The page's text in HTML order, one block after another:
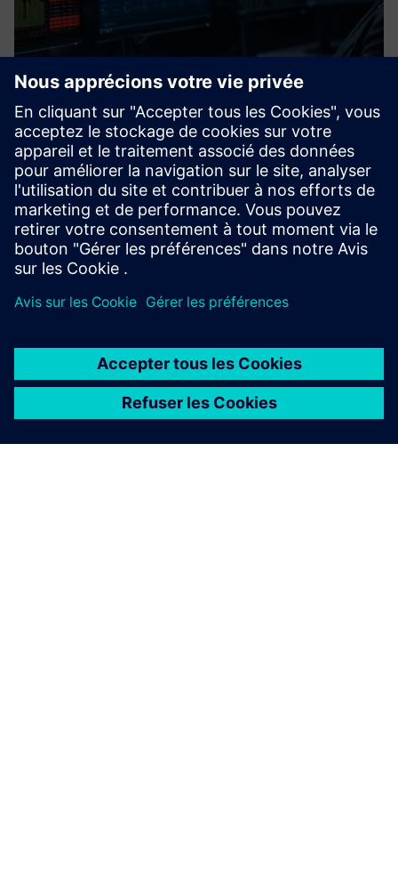
Promaps Realtime
The software calculates and predicts the risk level
continuously while highlighting any dangerous situations
the operators must be aware of.
En savoir plus